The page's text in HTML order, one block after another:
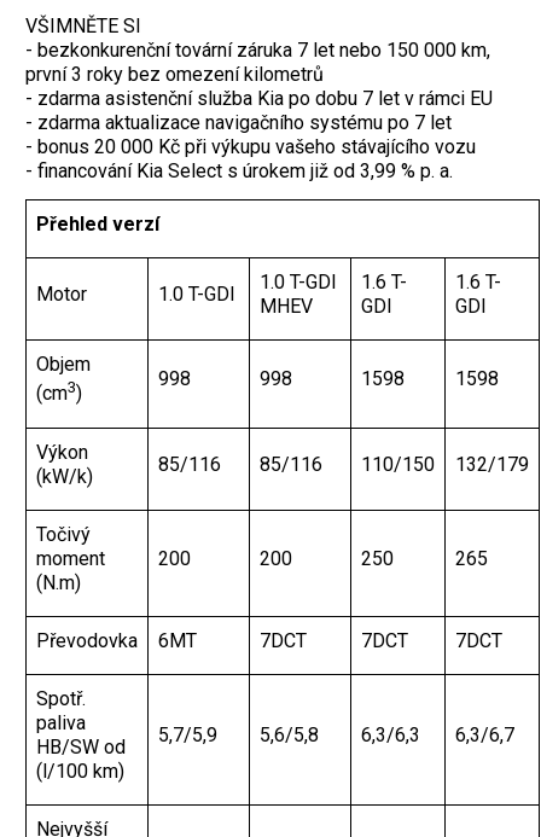
VŠIMNĚTE SI
- bezkonkurenční tovární záruka 7 let nebo 150 000 km,
první 3 roky bez omezení kilometrů
- zdarma asistenční služba Kia po dobu 7 let v rámci EU
- zdarma aktualizace navigačního systému po 7 let
- bonus 20 000 Kč při výkupu vašeho stávajícího vozu
- financování Kia Select s úrokem již od 3,99 % p. a.
Přehled verzí
Motor 1.0 T-GDI
1.0 T-GDI
MHEV
1.6 T-
GDI
1.6 T-
GDI
Objem
(cm3)
998 998 1598 1598
Výkon
(kW/k)
85/116 85/116 110/150 132/179
Točivý
moment
(N.m)
200 200 250 265
Převodovka 6MT 7DCT 7DCT 7DCT
Spotř.
paliva
HB/SW od
(l/100 km)
5,7/5,9 5,6/5,8 6,3/6,3 6,3/6,7
Nejvyšší